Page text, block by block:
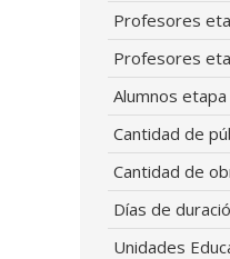
Profesores
Profesores
Alumnos etapa
Cantidad de
Cantidad de
Días de
Unidades